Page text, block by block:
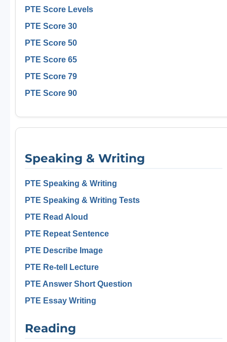
PTE Score Levels
PTE Score 30
PTE Score 50
PTE Score 65
PTE Score 79
PTE Score 90
Speaking & Writing
PTE Speaking & Writing
PTE Speaking & Writing Tests
PTE Read Aloud
PTE Repeat Sentence
PTE Describe Image
PTE Re-tell Lecture
PTE Answer Short Question
PTE Essay Writing
Reading